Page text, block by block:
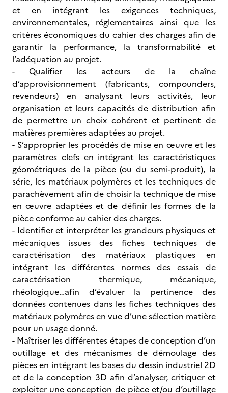
et en intégrant les exigences techniques,
environnementales, réglementaires ainsi que les
critères économiques du cahier des charges afin de
garantir la performance, la transformabilité et
l’adéquation au projet.
- Qualifier les acteurs de la chaîne
d’approvisionnement (fabricants, compounders,
revendeurs) en analysant leurs activités, leur
organisation et leurs capacités de distribution afin
de permettre un choix cohérent et pertinent de
matières premières adaptées au projet.
- S’approprier les procédés de mise en œuvre et les
paramètres clefs en intégrant les caractéristiques
géométriques de la pièce (ou du semi-produit), la
série, les matériaux polymères et les techniques de
parachèvement afin de choisir la technique de mise
en œuvre adaptées et de définir les formes de la
pièce conforme au cahier des charges.
- Identifier et interpréter les grandeurs physiques et
mécaniques issues des fiches techniques de
caractérisation des matériaux plastiques en
intégrant les différentes normes des essais de
caractérisation thermique, mécanique,
rhéologique…afin d’évaluer la pertinence des
données contenues dans les fiches techniques des
matériaux polymères en vue d’une sélection matière
pour un usage donné.
- Maîtriser les différentes étapes de conception d’un
outillage et des mécanismes de démoulage des
pièces en intégrant les bases du dessin industriel 2D
et de la conception 3D afin d’analyser, critiquer et
exploiter une conception de pièce et/ou d’outillage